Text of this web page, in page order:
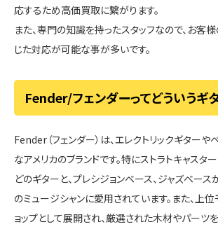
応するため高価買取に繋がります。
また、専門の知識を持ったスタッフなので、お客
じた対応が可能な事が多いです。
Fender/フェンダーってどういうギ
Fender（フェンダー）は、エレクトリックギターや
なアメリカのブランドです。特にストラトキャスタ
どのギターと、プレシジョンベース、ジャズベース
のミュージシャンに愛用されています。また、上
ョップとして展開され、厳選された木材やパーツ